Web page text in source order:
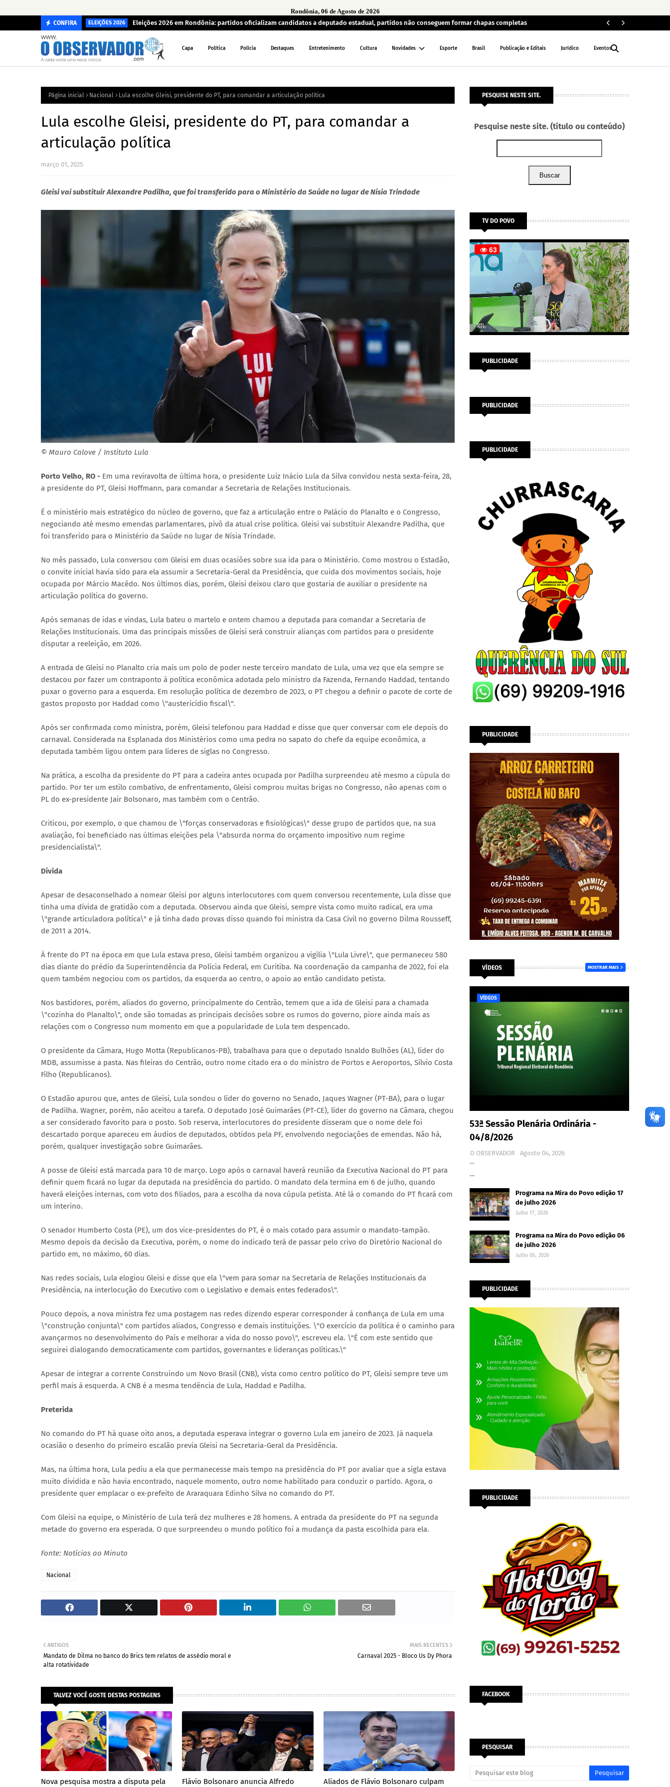
Rondônia, 06 de Agosto de 2026
CONFIRA ELEIÇÕES 2026 Eleições 2026 em Rondônia: partidos oficializam candidatos a deputado estadual, partidos não conseguem formar chapas completas
Capa Política Polícia Destaques Entretenimento Cultura Novidades Esporte Brasil Publicação e Editais Jurídico Eventos
Página inicial Nacional Lula escolhe Gleisi, presidente do PT, para comandar a articulação política
Lula escolhe Gleisi, presidente do PT, para comandar a
articulação política
março 01, 2025
Gleisi vai substituir Alexandre Padilha, que foi transferido para o Ministério da Saúde no lugar de Nísia Trindade
© Mauro Calove / Instituto Lula
Porto Velho, RO - Em uma reviravolta de última hora, o presidente Luiz Inácio Lula da Silva convidou nesta sexta-feira, 28,
a presidente do PT, Gleisi Hoffmann, para comandar a Secretaria de Relações Institucionais.
É o ministério mais estratégico do núcleo de governo, que faz a articulação entre o Palácio do Planalto e o Congresso,
negociando até mesmo emendas parlamentares, pivô da atual crise política. Gleisi vai substituir Alexandre Padilha, que
foi transferido para o Ministério da Saúde no lugar de Nísia Trindade.
No mês passado, Lula conversou com Gleisi em duas ocasiões sobre sua ida para o Ministério. Como mostrou o Estadão,
o convite inicial havia sido para ela assumir a Secretaria-Geral da Presidência, que cuida dos movimentos sociais, hoje
ocupada por Márcio Macêdo. Nos últimos dias, porém, Gleisi deixou claro que gostaria de auxiliar o presidente na
articulação política do governo.
Após semanas de idas e vindas, Lula bateu o martelo e ontem chamou a deputada para comandar a Secretaria de
Relações Institucionais. Uma das principais missões de Gleisi será construir alianças com partidos para o presidente
disputar a reeleição, em 2026.
A entrada de Gleisi no Planalto cria mais um polo de poder neste terceiro mandato de Lula, uma vez que ela sempre se
destacou por fazer um contraponto à política econômica adotada pelo ministro da Fazenda, Fernando Haddad, tentando
puxar o governo para a esquerda. Em resolução política de dezembro de 2023, o PT chegou a definir o pacote de corte de
gastos proposto por Haddad como \"austericídio fiscal\".
Após ser confirmada como ministra, porém, Gleisi telefonou para Haddad e disse que quer conversar com ele depois do
carnaval. Considerada na Esplanada dos Ministérios como uma pedra no sapato do chefe da equipe econômica, a
deputada também ligou ontem para líderes de siglas no Congresso.
Na prática, a escolha da presidente do PT para a cadeira antes ocupada por Padilha surpreendeu até mesmo a cúpula do
partido. Por ter um estilo combativo, de enfrentamento, Gleisi comprou muitas brigas no Congresso, não apenas com o
PL do ex-presidente Jair Bolsonaro, mas também com o Centrão.
Criticou, por exemplo, o que chamou de \"forças conservadoras e fisiológicas\" desse grupo de partidos que, na sua
avaliação, foi beneficiado nas últimas eleições pela \"absurda norma do orçamento impositivo num regime
presidencialista\".
Dívida
Apesar de desaconselhado a nomear Gleisi por alguns interlocutores com quem conversou recentemente, Lula disse que
tinha uma dívida de gratidão com a deputada. Observou ainda que Gleisi, sempre vista como muito radical, era uma
\"grande articuladora política\" e já tinha dado provas disso quando foi ministra da Casa Civil no governo Dilma Rousseff,
de 2011 a 2014.
À frente do PT na época em que Lula estava preso, Gleisi também organizou a vigília \"Lula Livre\", que permaneceu 580
dias diante do prédio da Superintendência da Polícia Federal, em Curitiba. Na coordenação da campanha de 2022, foi ela
quem também negociou com os partidos, da esquerda ao centro, o apoio ao então candidato petista.
Nos bastidores, porém, aliados do governo, principalmente do Centrão, temem que a ida de Gleisi para a chamada
\"cozinha do Planalto\", onde são tomadas as principais decisões sobre os rumos do governo, piore ainda mais as
relações com o Congresso num momento em que a popularidade de Lula tem despencado.
O presidente da Câmara, Hugo Motta (Republicanos-PB), trabalhava para que o deputado Isnaldo Bulhões (AL), líder do
MDB, assumisse a pasta. Nas fileiras do Centrão, outro nome citado era o do ministro de Portos e Aeroportos, Sílvio Costa
Filho (Republicanos).
O Estadão apurou que, antes de Gleisi, Lula sondou o líder do governo no Senado, Jaques Wagner (PT-BA), para o lugar
de Padilha. Wagner, porém, não aceitou a tarefa. O deputado José Guimarães (PT-CE), líder do governo na Câmara, chegou
a ser considerado favorito para o posto. Sob reserva, interlocutores do presidente disseram que o nome dele foi
descartado porque apareceu em áudios de deputados, obtidos pela PF, envolvendo negociações de emendas. Não há,
porém, qualquer investigação sobre Guimarães.
A posse de Gleisi está marcada para 10 de março. Logo após o carnaval haverá reunião da Executiva Nacional do PT para
definir quem ficará no lugar da deputada na presidência do partido. O mandato dela termina em 6 de julho, quando
haverá eleições internas, com voto dos filiados, para a escolha da nova cúpula petista. Até lá o comando do PT ficará com
um interino.
O senador Humberto Costa (PE), um dos vice-presidentes do PT, é o mais cotado para assumir o mandato-tampão.
Mesmo depois da decisão da Executiva, porém, o nome do indicado terá de passar pelo crivo do Diretório Nacional do
partido em, no máximo, 60 dias.
Nas redes sociais, Lula elogiou Gleisi e disse que ela \"vem para somar na Secretaria de Relações Institucionais da
Presidência, na interlocução do Executivo com o Legislativo e demais entes federados\".
Pouco depois, a nova ministra fez uma postagem nas redes dizendo esperar corresponder à confiança de Lula em uma
\"construção conjunta\" com partidos aliados, Congresso e demais instituições. \"O exercício da política é o caminho para
avançarmos no desenvolvimento do País e melhorar a vida do nosso povo\", escreveu ela. \"É com este sentido que
seguirei dialogando democraticamente com partidos, governantes e lideranças políticas.\"
Apesar de integrar a corrente Construindo um Novo Brasil (CNB), vista como centro político do PT, Gleisi sempre teve um
perfil mais à esquerda. A CNB é a mesma tendência de Lula, Haddad e Padilha.
Preterida
No comando do PT há quase oito anos, a deputada esperava integrar o governo Lula em janeiro de 2023. Já naquela
ocasião o desenho do primeiro escalão previa Gleisi na Secretaria-Geral da Presidência.
Mas, na última hora, Lula pediu a ela que permanecesse mais tempo na presidência do PT por avaliar que a sigla estava
muito dividida e não havia encontrado, naquele momento, outro nome habilitado para conduzir o partido. Agora, o
presidente quer emplacar o ex-prefeito de Araraquara Edinho Silva no comando do PT.
Com Gleisi na equipe, o Ministério de Lula terá dez mulheres e 28 homens. A entrada da presidente do PT na segunda
metade do governo era esperada. O que surpreendeu o mundo político foi a mudança da pasta escolhida para ela.
Fonte: Notícias ao Minuto
Nacional
MAIS RECENTES
Carnaval 2025 - Bloco Us Dy Phora
ANTIGOS
Mandato de Dilma no banco do Brics tem relatos de assédio moral e
alta rotatividade
TALVEZ VOCÊ GOSTE DESTAS POSTAGENS
Nova pesquisa mostra a disputa pela Flávio Bolsonaro anuncia Alfredo Aliados de Flávio Bolsonaro culpam
PESQUISE NESTE SITE.
Pesquise neste site. (título ou conteúdo)
Buscar
TV DO POVO
PUBLICIDADE
PUBLICIDADE
PUBLICIDADE
PUBLICIDADE
VÍDEOS MOSTRAR MAIS
VÍDEOS
53ª Sessão Plenária Ordinária -
04/8/2026
O OBSERVADOR
Agosto 04, 2026
…
…
Programa na Mira do Povo edição 17
de julho 2026
Julho 17, 2026
Programa na Mira do Povo edição 06
de julho 2026
Julho 06, 2026
PUBLICIDADE
PUBLICIDADE
FACEBOOK
PESQUISAR